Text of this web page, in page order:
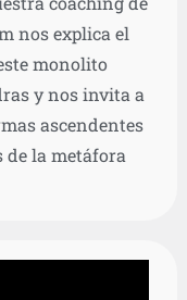
nos explica el
monolito
y nos invita a
ascendentes
de la metáfora